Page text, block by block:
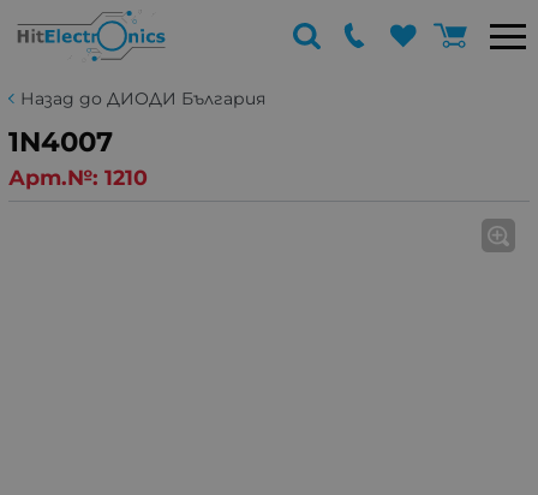
Назад до ДИОДИ България
1N4007
Арт.№: 1210